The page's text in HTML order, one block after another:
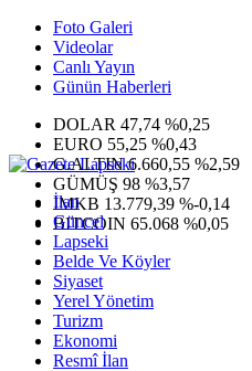
Foto Galeri
Videolar
Canlı Yayın
Günün Haberleri
DOLAR 47,74 %0,25
EURO 55,25 %0,43
G.ALTIN6.660,55 %2,59
GÜMÜŞ 98 %3,57
IMKB 13.779,39 %-0,14
BITCOIN 65.068 %0,05
İlan
Güncel
Lapseki
Belde Ve Köyler
Siyaset
Yerel Yönetim
Turizm
Ekonomi
Resmî İlan